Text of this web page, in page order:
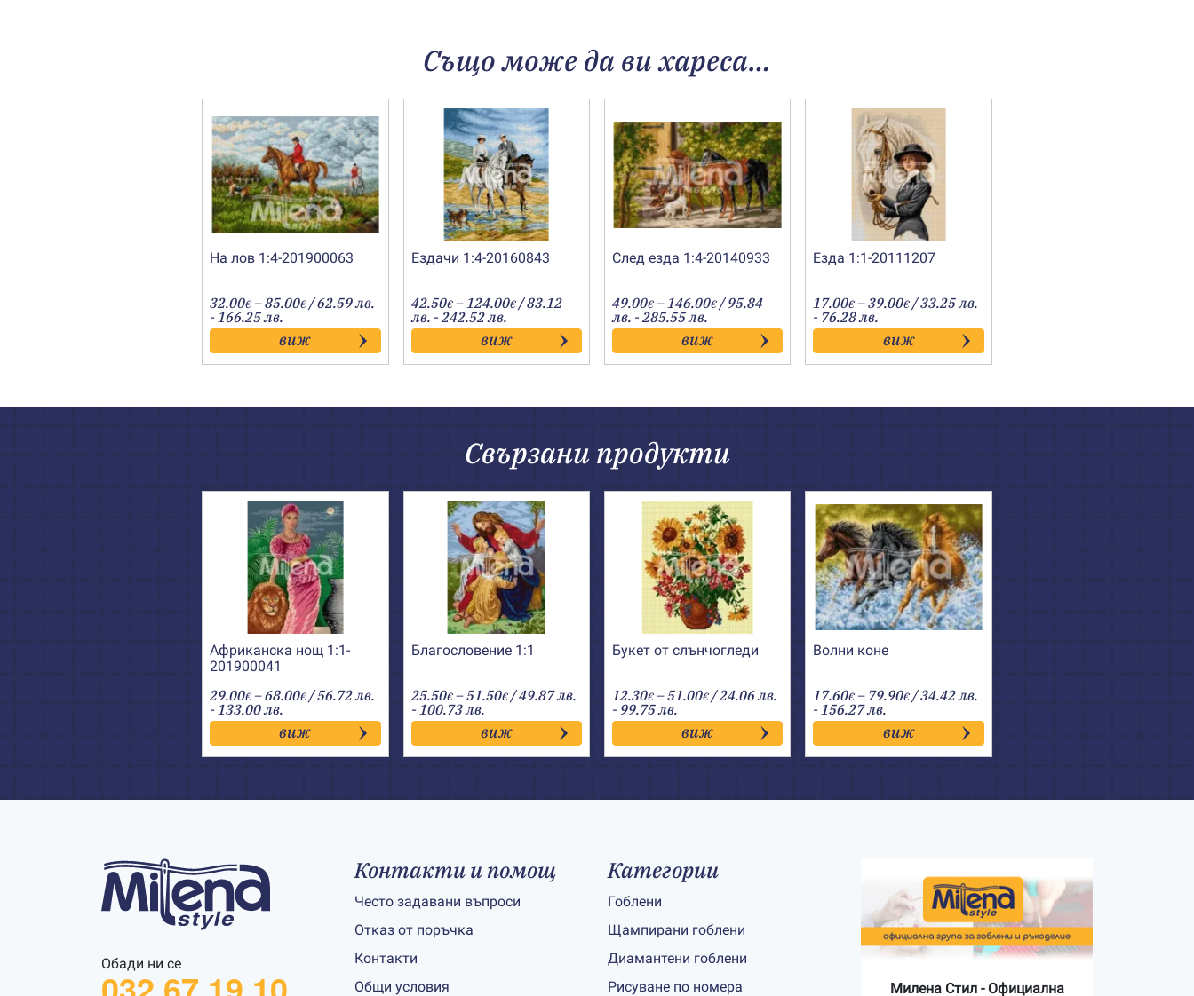
Също може да ви хареса…
На лов 1:4-201900063
32.00€ –85.00€Price
range:
32.00€
through
85.00€
/ 62.59 лв.
- 166.25 лв.
виж
Ездачи 1:4-20160843
42.50€ –124.00€Price
range:
42.50€
through
124.00€
/ 83.12
лв. - 242.52 лв.
виж
След езда 1:4-20140933
49.00€ –146.00€Price
range:
49.00€
through
146.00€
/ 95.84
лв. - 285.55 лв.
виж
Езда 1:1-20111207
17.00€ –39.00€Price
range:
17.00€
through
39.00€
/ 33.25 лв.
- 76.28 лв.
виж
Свързани продукти
Африканска нощ 1:1-
201900041
29.00€ –68.00€Price
range:
29.00€
through
68.00€
/ 56.72 лв.
- 133.00 лв.
виж
Благословение 1:1
25.50€ –51.50€Price
range:
25.50€
through
51.50€
/ 49.87 лв.
- 100.73 лв.
виж
Букет от слънчогледи
12.30€ –51.00€Price
range:
12.30€
through
51.00€
/ 24.06 лв.
- 99.75 лв.
виж
Волни коне
17.60€ – 79.90€Price
range:
17.60€
through
79.90€
/ 34.42 лв.
- 156.27 лв.
виж
Обади ни се
Контакти и помощ
Често задавани въпроси
Отказ от поръчка
Контакти
Общи условия
Категории
Гоблени
Щампирани гоблени
Диамантени гоблени
Рисуване по номера
Милена Стил - Официална